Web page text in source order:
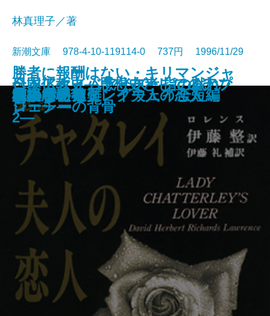
蝶々の纏足・風葬の教室
孤独の歌声
淋しい狩人
6月19日の花嫁
スノーグース
イタリアからの手紙
全国アホ・バカ分布考―はるかな
る言葉の旅路―
きもの
新約聖書を知っていますか
着物の悦び きもの七転び八起き
林真理子／著
新潮文庫 978-4-10-119114-0 737円 1996/11/29
完訳 チャタレイ夫人の恋人
ベッドタイムアイズ・指の戯れ・
ジェシーの背骨
ニコライ遭難
櫂
かまいたち
幸福な朝食
日本仏教史―思想史としてのアプ
ローチ―
臓器農場
勝者に報酬はない・キリマンジャ
ロの雪―ヘミングウェイ全短編
2―
柩の中の猫